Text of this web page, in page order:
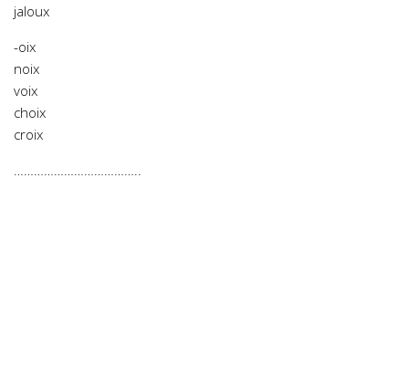
jaloux
-oix
noix
voix
choix
croix
………………………………..